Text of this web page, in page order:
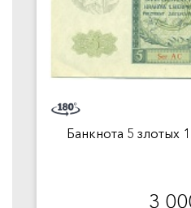
Банкнота 5 злотых
3